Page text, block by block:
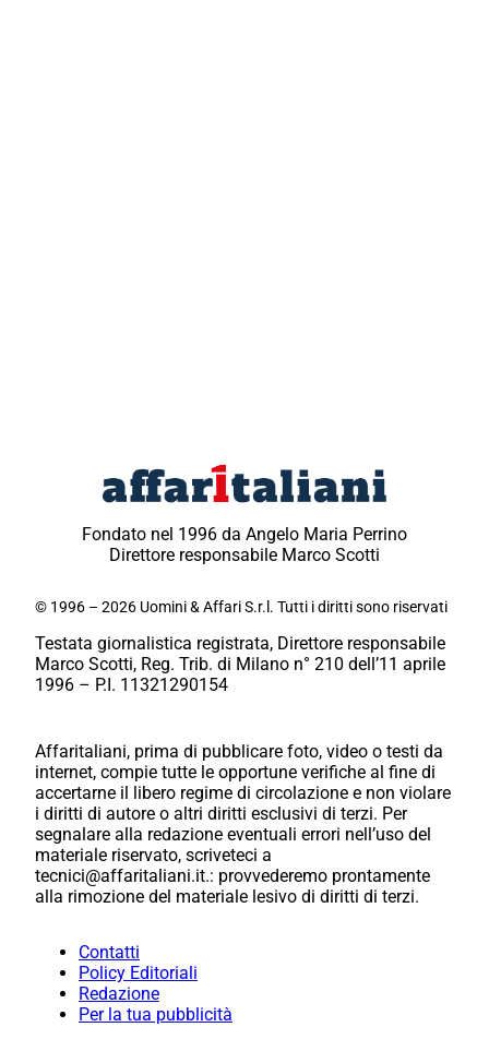
Fondato nel 1996 da Angelo Maria Perrino
Direttore responsabile Marco Scotti
© 1996 – 2026 Uomini & Affari S.r.l. Tutti i diritti sono riservati
Testata giornalistica registrata, Direttore responsabile
Marco Scotti, Reg. Trib. di Milano n° 210 dell’11 aprile
1996 – P.I. 11321290154
Affaritaliani, prima di pubblicare foto, video o testi da
internet, compie tutte le opportune verifiche al fine di
accertarne il libero regime di circolazione e non violare
i diritti di autore o altri diritti esclusivi di terzi. Per
segnalare alla redazione eventuali errori nell’uso del
materiale riservato, scriveteci a
tecnici@affaritaliani.it.: provvederemo prontamente
alla rimozione del materiale lesivo di diritti di terzi.
Contatti
Policy Editoriali
Redazione
Per la tua pubblicità